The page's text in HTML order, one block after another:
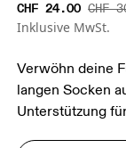
CHF 24.00 CHF
Inklusive MwSt.
Verwöhn deine
langen Socken
Unterstützung